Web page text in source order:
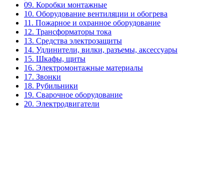
09. Коробки монтажные
10. Оборудование вентиляции и обогрева
11. Пожарное и охранное оборудование
12. Трансформаторы тока
13. Средства электрозащиты
14. Удлинители, вилки, разъемы, аксессуары
15. Шкафы, щиты
16. Электромонтажные материалы
17. Звонки
18. Рубильники
19. Сварочное оборудование
20. Электродвигатели